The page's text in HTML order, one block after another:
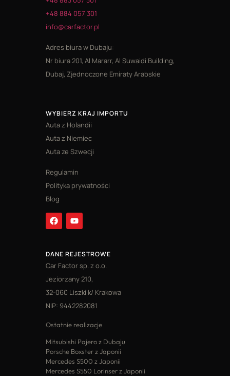
+48 884 057 301
info@carfactor.pl
Adres biura w Dubaju:
Nr biura 201, Al Mararr, Al Suwaidi Building,
Dubaj, Zjednoczone Emiraty Arabskie
WYBIERZ KRAJ IMPORTU
Auta z Holandii
Auta z Niemiec
Auta ze Szwecji
Regulamin
Polityka prywatności
Blog
DANE REJESTROWE
Car Factor sp. z o.o.
Jeziorzany 210,
32-060 Liszki k/ Krakowa
NIP: 9442282081
Ostatnie realizacje
Mitsubishi Pajero z Dubaju
Porsche Boxster z Japonii
Mercedes S500 z Japonii
Mercedes S550 Lorinser z Japonii